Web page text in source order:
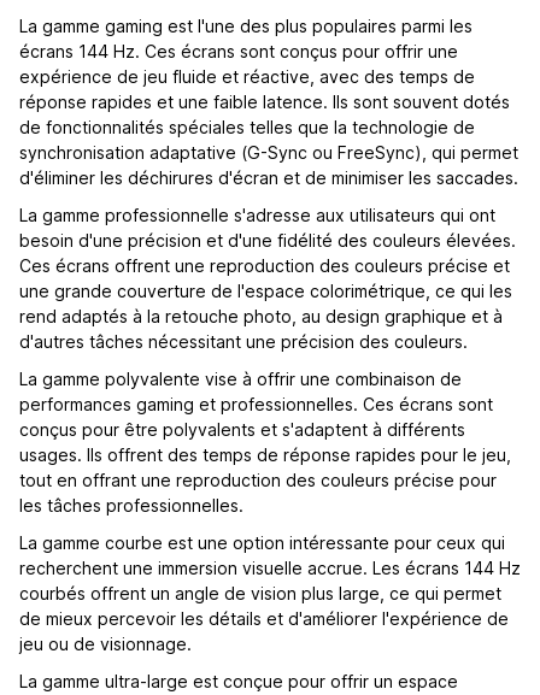
La gamme gaming est l'une des plus populaires parmi les
écrans 144 Hz. Ces écrans sont conçus pour offrir une
expérience de jeu fluide et réactive, avec des temps de
réponse rapides et une faible latence. Ils sont souvent dotés
de fonctionnalités spéciales telles que la technologie de
synchronisation adaptative (G-Sync ou FreeSync), qui permet
d'éliminer les déchirures d'écran et de minimiser les saccades.
La gamme professionnelle s'adresse aux utilisateurs qui ont
besoin d'une précision et d'une fidélité des couleurs élevées.
Ces écrans offrent une reproduction des couleurs précise et
une grande couverture de l'espace colorimétrique, ce qui les
rend adaptés à la retouche photo, au design graphique et à
d'autres tâches nécessitant une précision des couleurs.
La gamme polyvalente vise à offrir une combinaison de
performances gaming et professionnelles. Ces écrans sont
conçus pour être polyvalents et s'adaptent à différents
usages. Ils offrent des temps de réponse rapides pour le jeu,
tout en offrant une reproduction des couleurs précise pour
les tâches professionnelles.
La gamme courbe est une option intéressante pour ceux qui
recherchent une immersion visuelle accrue. Les écrans 144 Hz
courbés offrent un angle de vision plus large, ce qui permet
de mieux percevoir les détails et d'améliorer l'expérience de
jeu ou de visionnage.
La gamme ultra-large est conçue pour offrir un espace